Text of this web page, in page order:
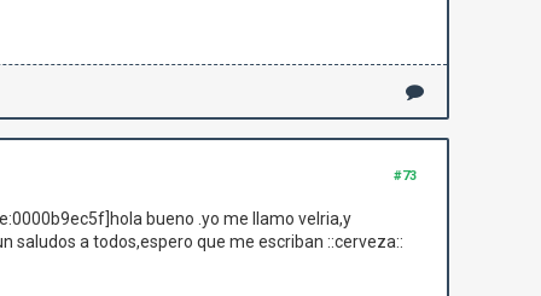
#73
bueno .yo me llamo velria,y
saludos a todos,espero que me escriban ::cerveza::